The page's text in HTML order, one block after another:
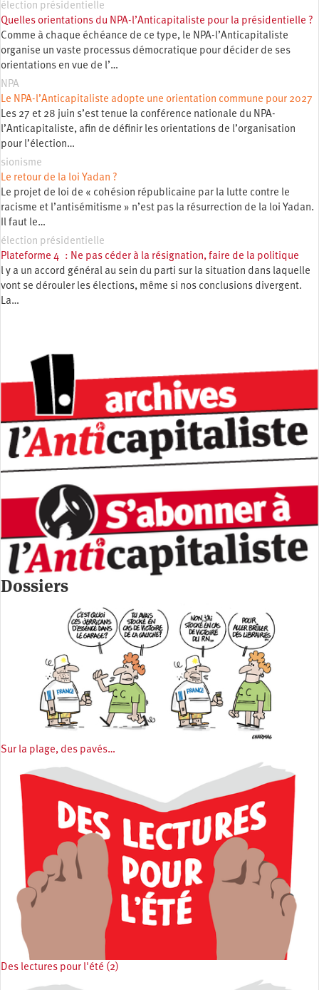
élection présidentielle
Quelles orientations du NPA-l’Anticapitaliste pour la présidentielle ?
Comme à chaque échéance de ce type, le NPA-l’Anticapitaliste
organise un vaste processus démocratique pour décider de ses
orientations en vue de l’…
NPA
Le NPA-l’Anticapitaliste adopte une orientation commune pour 2027
Les 27 et 28 juin s’est tenue la conférence nationale du NPA-
l’Anticapitaliste, afin de définir les orientations de l’organisation
pour l’élection…
sionisme
Le retour de la loi Yadan ?
Le projet de loi de « cohésion républicaine par la lutte contre le
racisme et l’antisémitisme » n’est pas la résurrection de la loi Yadan.
Il faut le…
élection présidentielle
Plateforme 4 : Ne pas céder à la résignation, faire de la politique
l y a un accord général au sein du parti sur la situation dans laquelle
vont se dérouler les élections, même si nos conclusions divergent.
La…
Dossiers
Sur la plage, des pavés…
Des lectures pour l'été (2)